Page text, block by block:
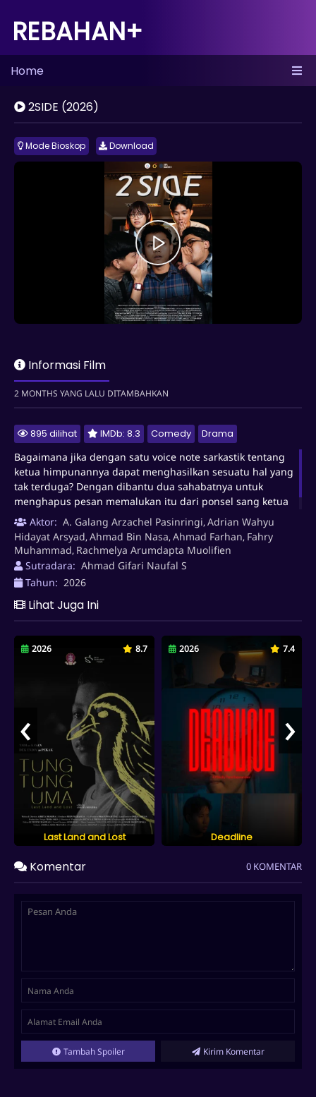
REBAHAN+
Home
2SIDE (2026)
Mode Bioskop Download
ketua himpunannya dapat menghasilkan sesuatu hal yang
tak terduga? Dengan dibantu dua sahabatnya untuk
menghapus pesan memalukan itu dari ponsel sang ketua
sebelum rapat besar dimulai!
Informasi Film
2 MONTHS YANG LALU DITAMBAHKAN
895 dilihat IMDb: 8.3 Comedy
Drama
Bagaimana jika dengan satu voice note sarkastik tentang
ketua himpunannya dapat menghasilkan sesuatu hal yang
tak terduga? Dengan dibantu dua sahabatnya untuk
menghapus pesan memalukan itu dari ponsel sang ketua
sebelum rapat besar dimulai!
Aktor: A. Galang Arzachel Pasinringi,Adrian Wahyu
Hidayat Arsyad,Ahmad Bin Nasa,Ahmad Farhan, Fahry
Muhammad, Rachmelya Arumdapta Muolifien
Sutradara: Ahmad Gifari Naufal S
Tahun: 2026
Lihat Juga Ini
2026 8.7
Last Land and Lost
2026 7.4
Deadline
‹ ›
Komentar 0 KOMENTAR
Tambah Spoiler Kirim Komentar